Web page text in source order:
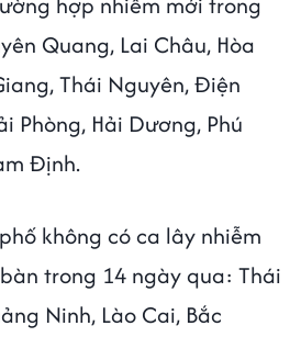
Quang, Lai Châu, Hòa
Thái Nguyên, Điện
Phòng, Hải Dương, Phú
Định.
không có ca lây nhiễm
trong 14 ngày qua: Thái
Ninh, Lào Cai, Bắc